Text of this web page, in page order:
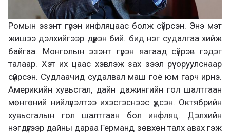
Ромын эзэнт гүрэн инфляцаас болж сүйрсэн. Энэ мэт
жишээ дэлхийгээр дүүрэн бий. бид нэг судалгаа хийж
байгаа. Монголын эзэнт гүрэн яагаад сүйрэв гэдэг
талаар. Хэт их цаас хэвлэж зах зээл рүү оруулснаар
сүйрсэн. Судлаачид судалвал маш гоё юм гарч ирнэ.
Америкийн хувьсгал, дайн дажингийн гол шалтгаан
мөнгөний нийлүүлэлтээ ихэсгэснээс үүдсэн. Октябрийн
хувьсгалын гол шалтгаан бол инфляц. Дэлхийн
нэгдүгээр дайны дараа Германд зөвхөн талх авах гэж